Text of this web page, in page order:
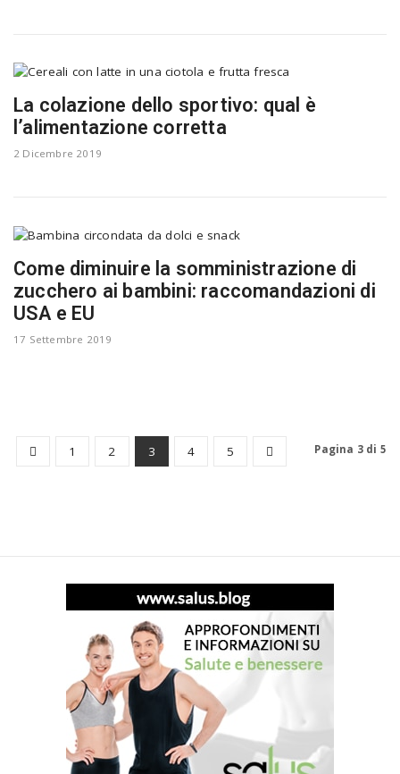
La colazione dello sportivo: qual è
l’alimentazione corretta
2 Dicembre 2019
Come diminuire la somministrazione di
zucchero ai bambini: raccomandazioni di
USA e EU
17 Settembre 2019
1 2 3 4 5 Pagina 3 di 5